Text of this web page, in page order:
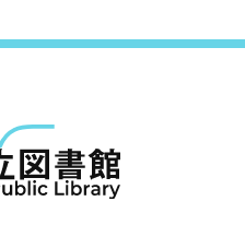
としょかん
ター
しごと